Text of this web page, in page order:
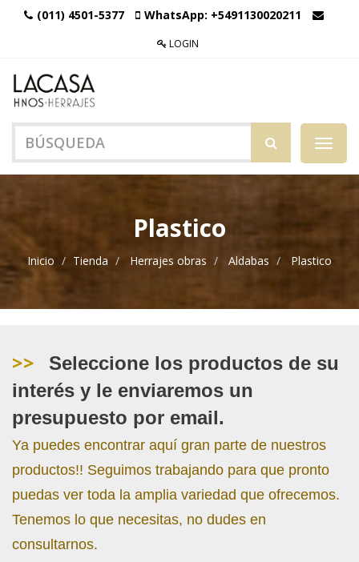
(011) 4501-5377 WhatsApp: +5491130020211
LOGIN
Menú
de
Plastico
Inicio Tienda Herrajes obras Aldabas Plastico
>>
Seleccione los productos de su
interés y le enviaremos un
presupuesto por email.
Ya puedes encontrar aquí gran parte de nuestros
productos!! Seguimos trabajando para que pronto
puedas ver toda la amplia variedad que ofrecemos.
Tenemos lo que necesitas, no dudes en
consultarnos.